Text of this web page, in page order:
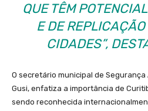
QUE TÊM
E DE
CIDADES”,
O secretário municipal de
Gusi, enfatiza a importância de
sendo reconhecida